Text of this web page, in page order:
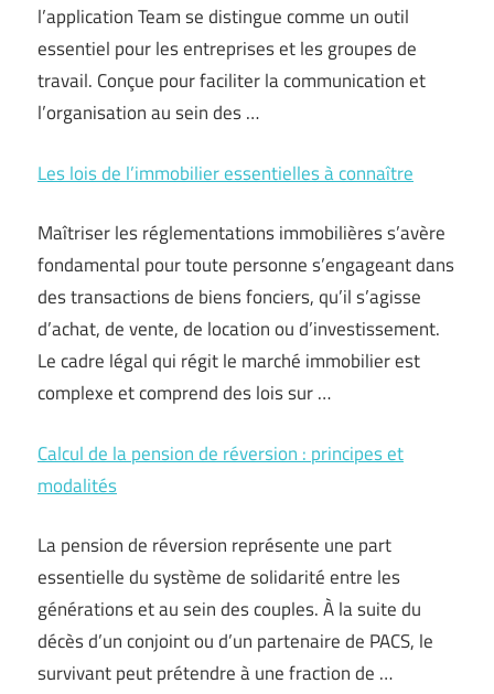
l’application Team se distingue comme un outil
essentiel pour les entreprises et les groupes de
travail. Conçue pour faciliter la communication et
l’organisation au sein des …
Les lois de l’immobilier essentielles à connaître
Maîtriser les réglementations immobilières s’avère
fondamental pour toute personne s’engageant dans
des transactions de biens fonciers, qu’il s’agisse
d’achat, de vente, de location ou d’investissement.
Le cadre légal qui régit le marché immobilier est
complexe et comprend des lois sur …
Calcul de la pension de réversion : principes et
modalités
La pension de réversion représente une part
essentielle du système de solidarité entre les
générations et au sein des couples. À la suite du
décès d’un conjoint ou d’un partenaire de PACS, le
survivant peut prétendre à une fraction de …